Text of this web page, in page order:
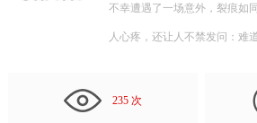
不幸遭遇了一场意外，裂痕如
人心疼，还让人不禁发问：难
235 次